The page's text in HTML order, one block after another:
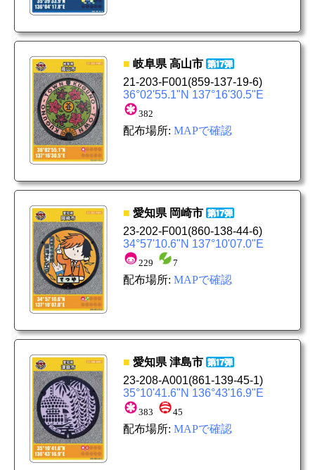
■ 岐阜県 高山市
21-203-F001(859-137-19-6)
36°02'55.1"N 137°16'30.5"E
382
配布場所: MAPで確認
■ 愛知県 岡崎市
23-202-F001(860-138-44-6)
34°57'10.6"N 137°10'07.0"E
229 7
配布場所: MAPで確認
■ 愛知県 津島市
23-208-A001(861-139-45-1)
35°10'41.6"N 136°43'16.9"E
383 45
配布場所: MAPで確認